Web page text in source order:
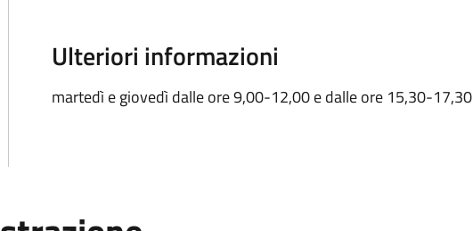
Ulteriori informazioni
martedì e giovedì dalle ore 9,00-12,00 e dalle ore 15,30-17,30